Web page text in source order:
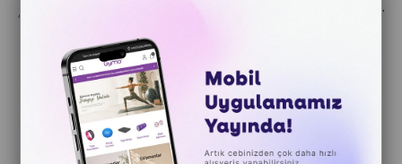
Anasayfa Gymo Pro Series